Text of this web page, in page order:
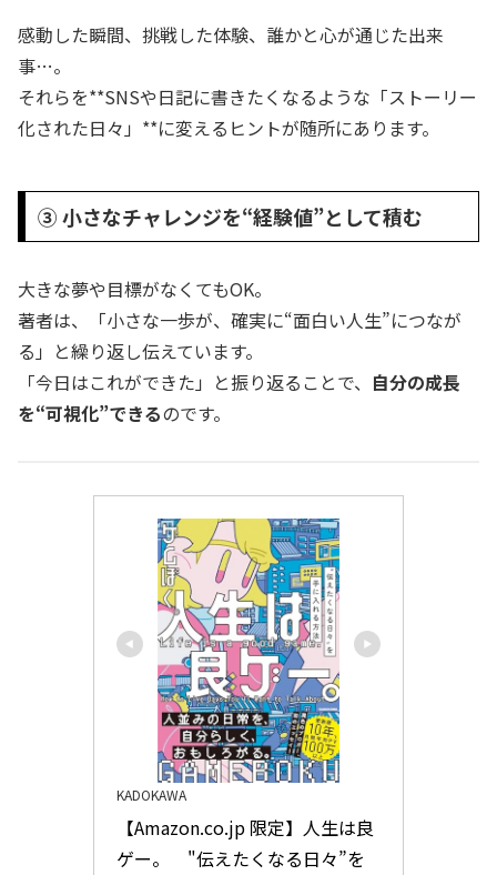
感動した瞬間、挑戦した体験、誰かと心が通じた出来
事…。
それらを**SNSや日記に書きたくなるような「ストーリー
化された日々」**に変えるヒントが随所にあります。
③ 小さなチャレンジを“経験値”として積む
大きな夢や目標がなくてもOK。
著者は、「小さな一歩が、確実に“面白い人生”につなが
る」と繰り返し伝えています。
「今日はこれができた」と振り返ることで、 自分の成長
を“可視化”できるのです。
KADOKAWA
【Amazon.co.jp 限定】人生は良
ゲー。　"伝えたくなる日々”を